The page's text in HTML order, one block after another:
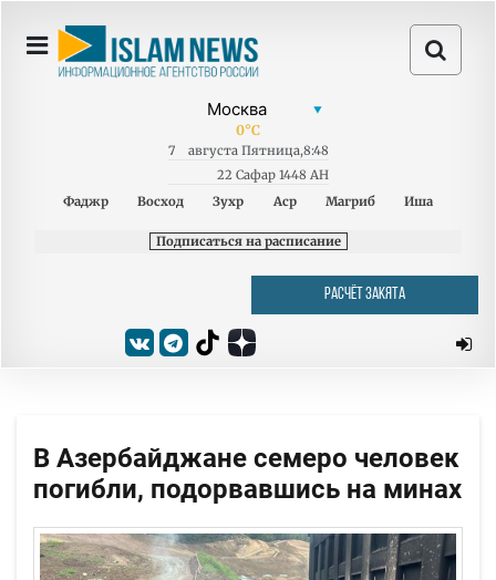
0°C
7 августа Пятница,8:48
22 Сафар 1448 AH
Фаджр
Восход Зухр Аср Магриб Иша
Подписаться на расписание
РАСЧЁТ ЗАКЯТА
В Азербайджане семеро человек
погибли, подорвавшись на минах